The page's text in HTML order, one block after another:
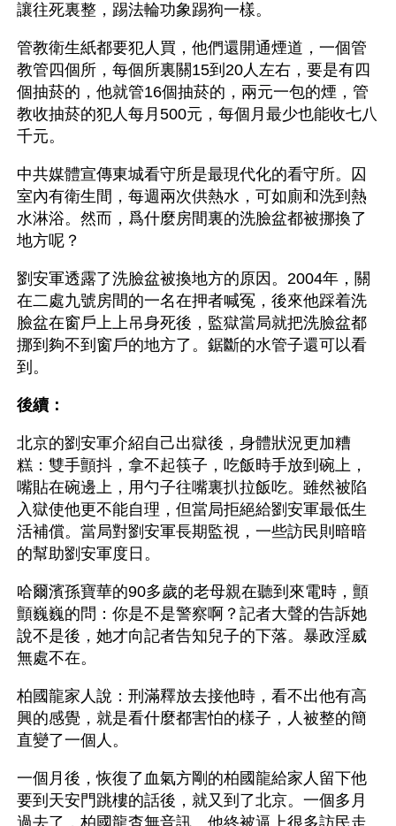
讓往死裏整，踢法輪功象踢狗一樣。
管教衛生紙都要犯人買，他們還開通煙道，一個管
教管四個所，每個所裏關15到20人左右，要是有四
個抽菸的，他就管16個抽菸的，兩元一包的煙，管
教收抽菸的犯人每月500元，每個月最少也能收七八
千元。
中共媒體宣傳東城看守所是最現代化的看守所。囚
室內有衛生間，每週兩次供熱水，可如廁和洗到熱
水淋浴。然而，爲什麼房間裏的洗臉盆都被挪換了
地方呢？
劉安軍透露了洗臉盆被換地方的原因。2004年，關
在二處九號房間的一名在押者喊冤，後來他踩着洗
臉盆在窗戶上上吊身死後，監獄當局就把洗臉盆都
挪到夠不到窗戶的地方了。鋸斷的水管子還可以看
到。
後續：
北京的劉安軍介紹自己出獄後，身體狀況更加糟
糕：雙手顫抖，拿不起筷子，吃飯時手放到碗上，
嘴貼在碗邊上，用勺子往嘴裏扒拉飯吃。雖然被陷
入獄使他更不能自理，但當局拒絕給劉安軍最低生
活補償。當局對劉安軍長期監視，一些訪民則暗暗
的幫助劉安軍度日。
哈爾濱孫寶華的90多歲的老母親在聽到來電時，顫
顫巍巍的問：你是不是警察啊？記者大聲的告訴她
說不是後，她才向記者告知兒子的下落。暴政淫威
無處不在。
柏國龍家人說：刑滿釋放去接他時，看不出他有高
興的感覺，就是看什麼都害怕的樣子，人被整的簡
直變了一個人。
一個月後，恢復了血氣方剛的柏國龍給家人留下他
要到天安門跳樓的話後，就又到了北京。一個多月
過去了，柏國龍杳無音訊。他終被逼上很多訪民走